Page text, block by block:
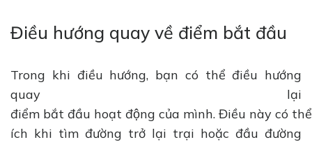
Điều hướng quay về điểm bắt đầu
Trong khi điều hướng, bạn có thể điều hướng
quay lại
điểm bắt đầu hoạt động của mình. Điều này có
ích khi tìm đường trở lại trại hoặc đầu đường